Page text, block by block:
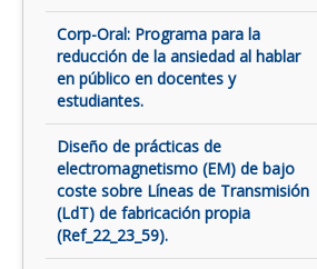
Corp-Oral: Programa para la
reducción de la ansiedad al hablar
en público en docentes y
estudiantes.
Diseño de prácticas de
electromagnetismo (EM) de bajo
coste sobre Líneas de Transmisión
(LdT) de fabricación propia
(Ref_22_23_59).